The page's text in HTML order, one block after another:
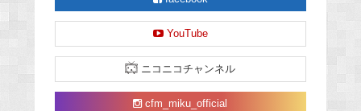
YouTube
ニコニコチャンネル
cfm_miku_official